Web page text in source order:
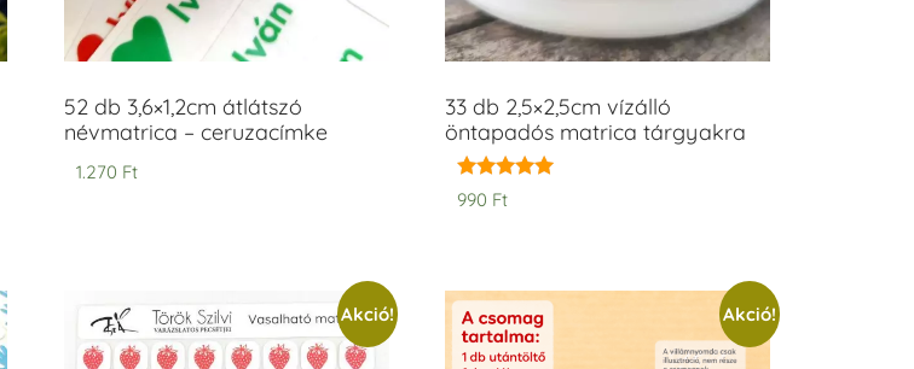
52 db 3,6×1,2cm átlátszó
névmatrica – ceruzacímke
1.270 Ft
33 db 2,5×2,5cm vízálló
öntapadós matrica tárgyakra
Értékelés:
5.00
990 Ft
Akció! Akció!